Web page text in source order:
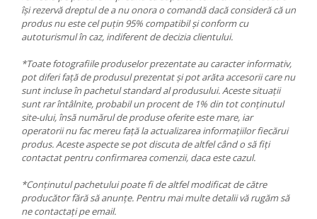
își rezervă dreptul de a nu onora o comandă dacă consideră că un
produs nu este cel puțin 95% compatibil și conform cu
autoturismul în caz, indiferent de decizia clientului.
*Toate fotografiile produselor prezentate au caracter informativ,
pot diferi față de produsul prezentat și pot arăta accesorii care nu
sunt incluse în pachetul standard al produsului. Aceste situații
sunt rar întâlnite, probabil un procent de 1% din tot conținutul
site-ului, însă numărul de produse oferite este mare, iar
operatorii nu fac mereu față la actualizarea informațiilor fiecărui
produs. Aceste aspecte se pot discuta de altfel când o să fiți
contactat pentru confirmarea comenzii, daca este cazul.
*Conținutul pachetului poate fi de altfel modificat de către
producător fără să anunțe. Pentru mai multe detalii vă rugăm să
ne contactați pe email.